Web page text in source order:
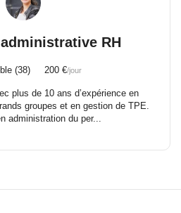
RH
(38) 200 €/jour
plus de 10 ans d’expérience en
groupes et en gestion de TPE.
administration du per...